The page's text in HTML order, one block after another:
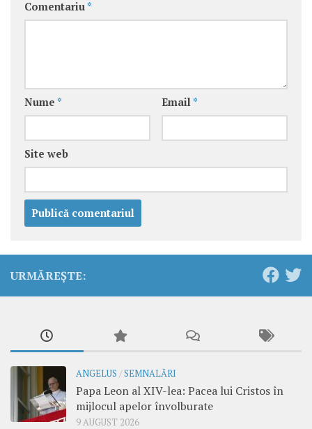
Comentariu *
Nume * Email *
Site web
URMĂREȘTE:
ANGELUS /SEMNALĂRI
Papa Leon al XIV-lea: Pacea lui Cristos în
mijlocul apelor învolburate
9 AUGUST 2026